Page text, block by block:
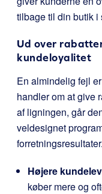
tilbage til din butik i
Ud over
kundeloyalitet
En almindelig fejl
handler om at give
af ligningen, går
veldesignet
forretningsresultater.
Højere
køber mere og